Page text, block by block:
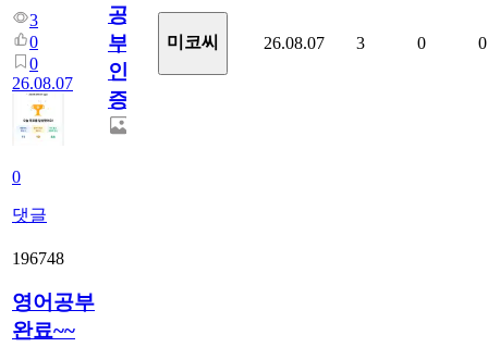
3
0
0
26.08.07
0
댓글
공
부
인
증
미코씨 26.08.07 3 0 0
196748
영어공부
완료~~